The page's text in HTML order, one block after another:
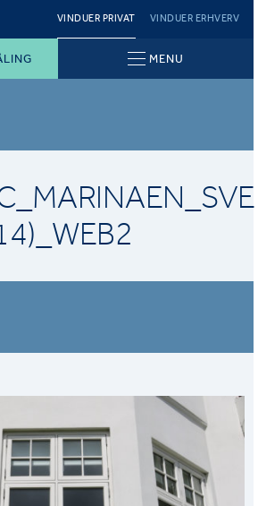
VINDUER PRIVAT VINDUER ERHVERV
MENU